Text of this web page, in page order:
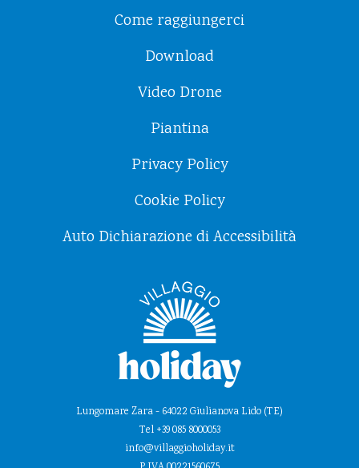
Come raggiungerci
Download
Video Drone
Piantina
Privacy Policy
Cookie Policy
Auto Dichiarazione di Accessibilità
Lungomare Zara - 64022 Giulianova Lido (TE)
Tel +39 085 8000053
info@villaggioholiday.it